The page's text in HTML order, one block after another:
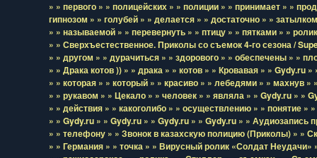
» » первого » » полицейских » » полиции » » принимает » »
гипнозом » » голубей » » делается » » достаточно » » затылком
» » называемой » » перевернуть » » птицу » » пятками » »
» » Сверхъестественное. Приколы со съемок 4-го сезона /
» » другом » » дурачиться » » здорового » » обеспечены » »
» » Драка котов )) » » драка » » котов » » Кровавая » » Gydy.ru »
» » которая » » который » » красиво » » лебедями » » махнув »
» » рукавом » » Цекало » » человек » » являла » » Gydy.ru » »
» » действия » » какоголибо » » осуществлению » » понятие »
» » Gydy.ru » » Gydy.ru » » Gydy.ru » » Gydy.ru » » Аудиозапись
» » телефону » » Звонок в казахскую полицию (Приколы) » »
» » Германия » » точка » » Вирусный ролик «Солдат Неудачи»